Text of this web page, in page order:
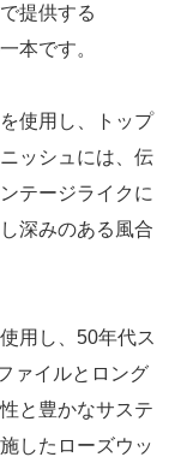
提供する
本です。
使用し、トップ
ッシュには、伝
テージライクに
深みのある風合
用し、50年代ス
ァイルとロング
と豊かなサステ
したローズウッ